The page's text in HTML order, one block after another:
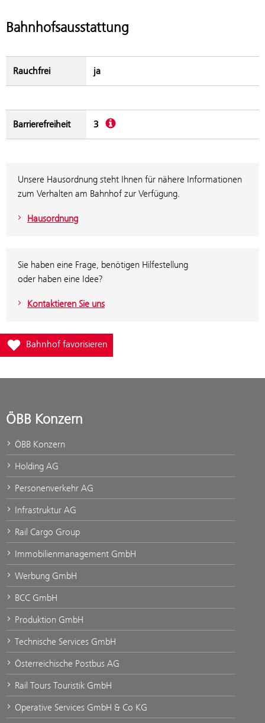
Bahnhofsausstattung
Rauchfrei ja
Barrierefreiheit 3 Beschreibung
Unsere Hausordnung steht Ihnen für nähere Informationen
zum Verhalten am Bahnhof zur Verfügung.
Hausordnung
Sie haben eine Frage, benötigen Hilfestellung
oder haben eine Idee?
Kontaktieren Sie uns
Füge Bahnhof Silz zur Favoritenliste hinzu
Bahnhof favorisieren
ÖBB Konzern
ÖBB Konzern
Holding AG
Personenverkehr AG
Infrastruktur AG
Rail Cargo Group
Immobilienmanagement GmbH
Werbung GmbH
BCC GmbH
Produktion GmbH
Technische Services GmbH
Österreichische Postbus AG
Rail Tours Touristik GmbH
Operative Services GmbH & Co KG